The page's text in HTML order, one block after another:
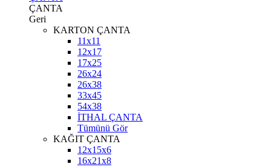
ÇANTA
Geri
KARTON ÇANTA
11x11
12x17
17x25
26x24
26x38
33x45
54x38
İTHAL ÇANTA
Tümünü Gör
KAĞIT ÇANTA
12x15x6
16x21x8